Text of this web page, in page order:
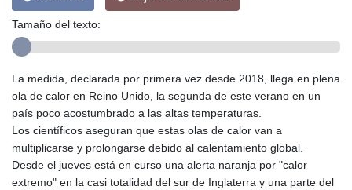
Tamaño del texto:
La medida, declarada por primera vez desde 2018, llega en plena
ola de calor en Reino Unido, la segunda de este verano en un
país poco acostumbrado a las altas temperaturas.
Los científicos aseguran que estas olas de calor van a
multiplicarse y prolongarse debido al calentamiento global.
Desde el jueves está en curso una alerta naranja por "calor
extremo" en la casi totalidad del sur de Inglaterra y una parte del